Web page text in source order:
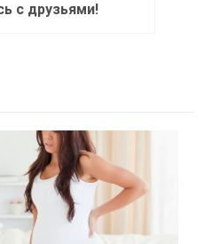
с друзьями!